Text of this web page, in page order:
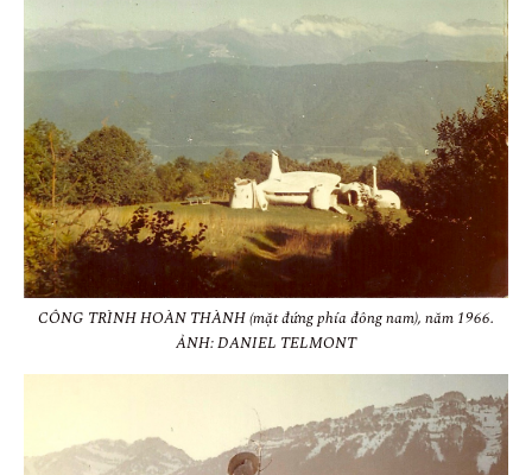
CÔNG TRÌNH HOÀN THÀNH (mặt đứng phía đông nam), năm 1966.
ẢNH: DANIEL TELMONT